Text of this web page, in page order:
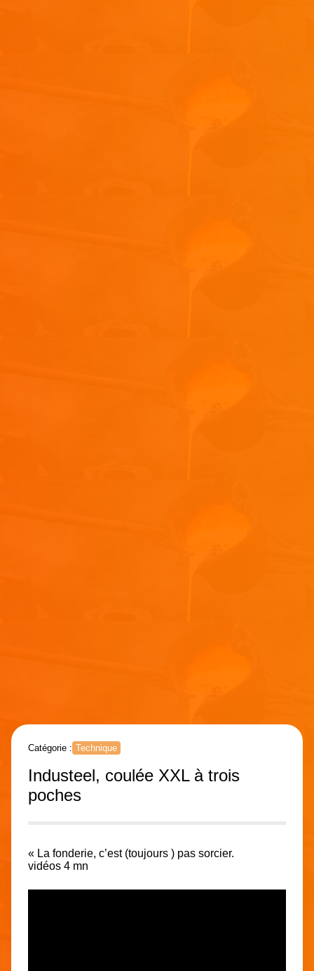
Catégorie : Technique
Industeel, coulée XXL à trois
poches
« La fonderie, c’est (toujours ) pas sorcier.
vidéos 4 mn